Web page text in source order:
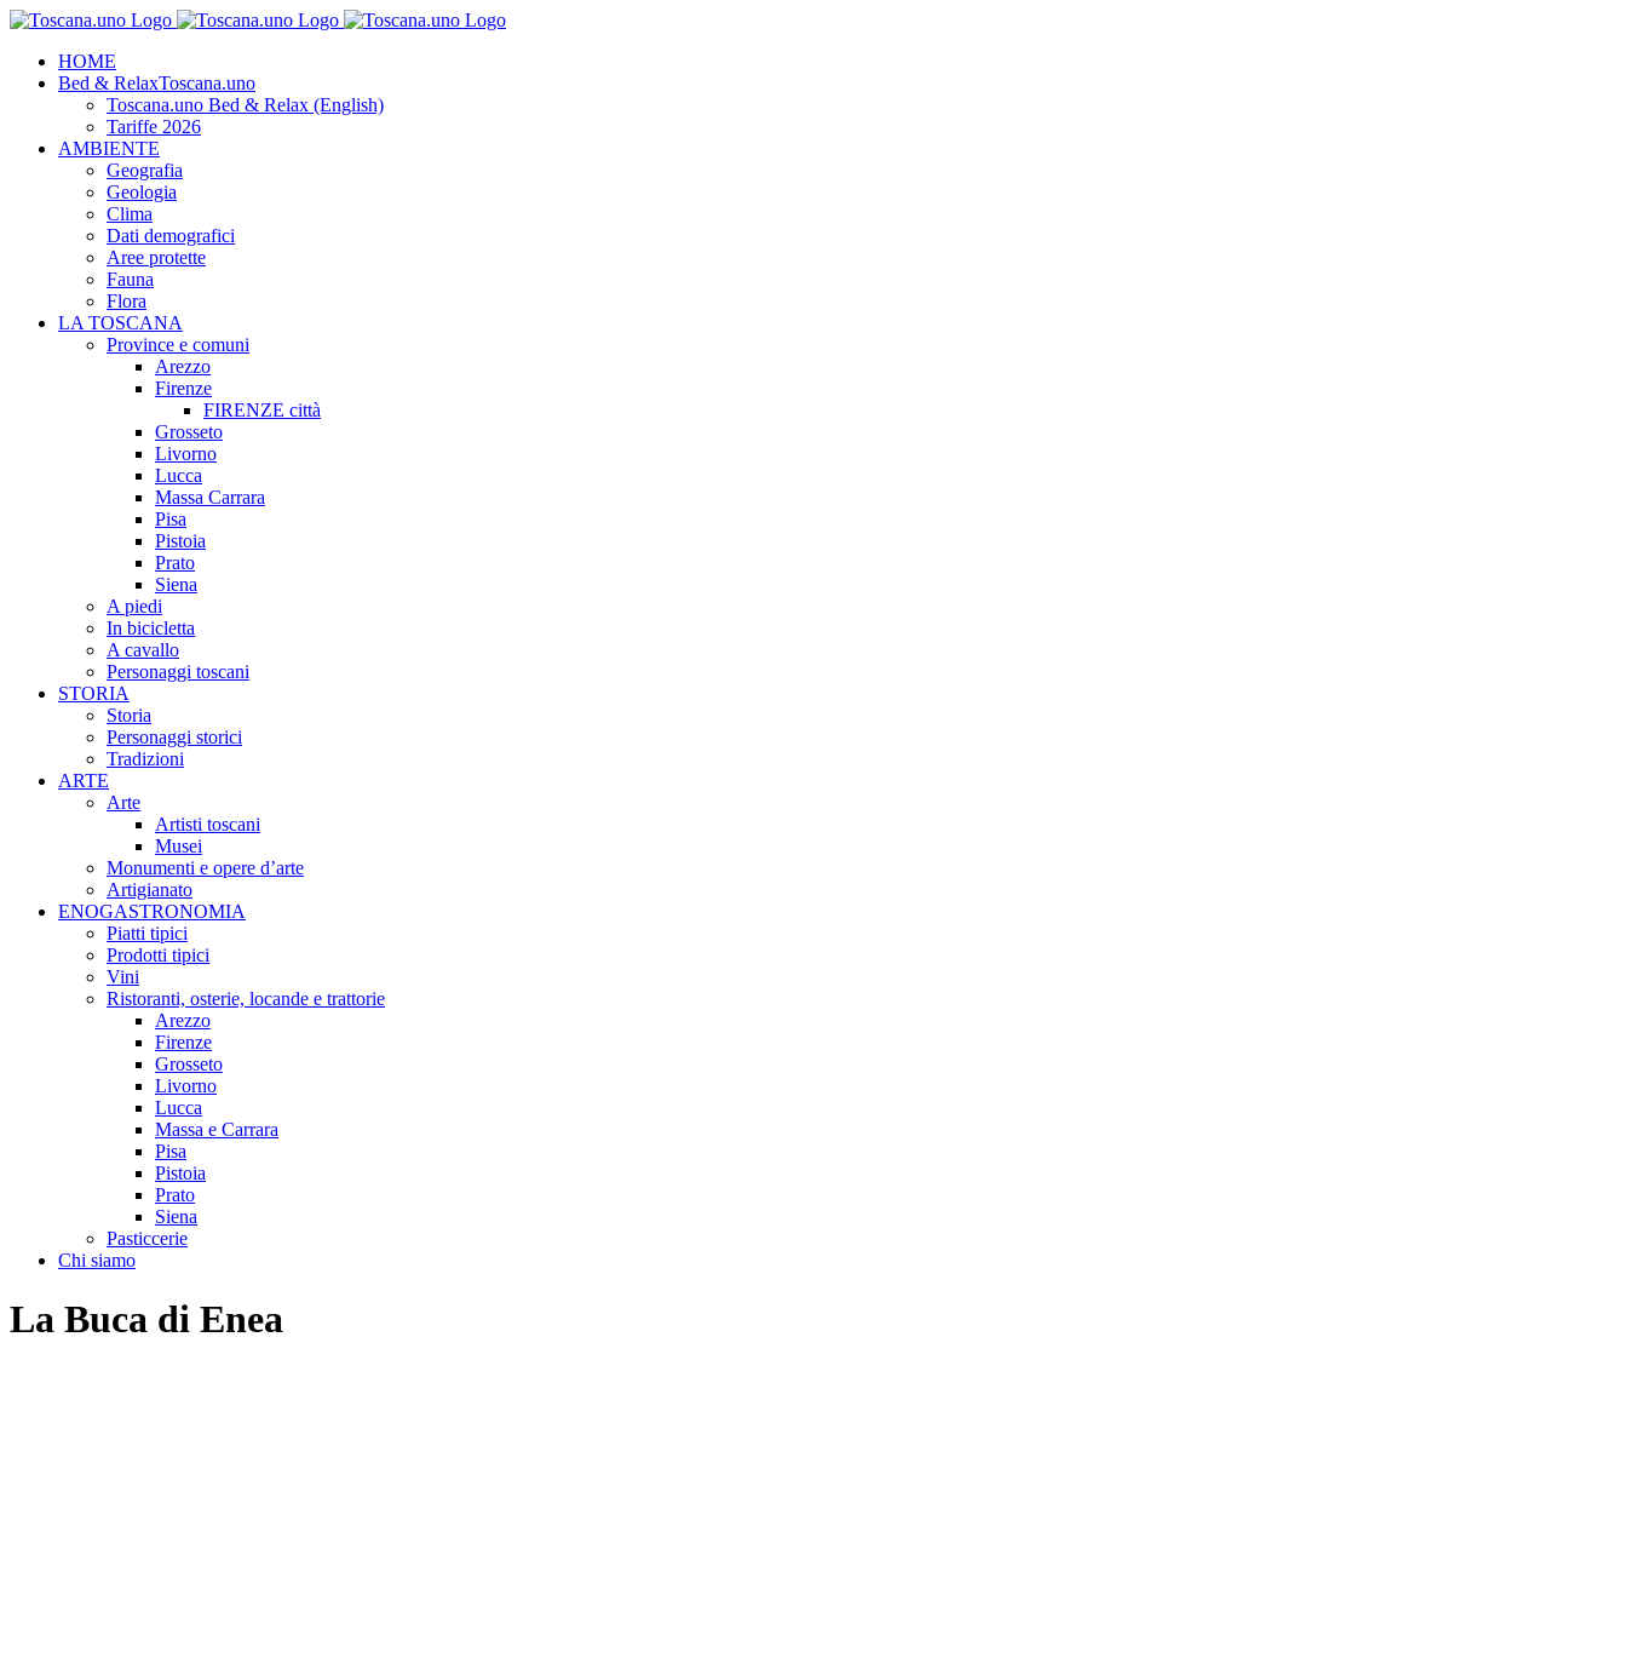
Salta
contenutoHOME
Bed & RelaxToscana.uno
Toscana.uno Bed & Relax (English)
Tariffe 2026
AMBIENTE
Geografia
Geologia
Clima
Dati demografici
Aree protette
Fauna
Flora
LA TOSCANA
Province e comuni
Arezzo
Firenze
FIRENZE città
Grosseto
Livorno
Lucca
Massa Carrara
Pisa
Pistoia
Prato
Siena
A piedi
In bicicletta
A cavallo
Personaggi toscani
STORIA
Storia
Personaggi storici
Tradizioni
ARTE
Arte
Artisti toscani
Musei
Monumenti e opere d’arte
Artigianato
ENOGASTRONOMIA
Piatti tipici
Prodotti tipici
Vini
Ristoranti, osterie, locande e trattorie
Arezzo
Firenze
Grosseto
Livorno
Lucca
Massa e Carrara
Pisa
Pistoia
Prato
Siena
Pasticcerie
Chi siamo
La Buca di Enea